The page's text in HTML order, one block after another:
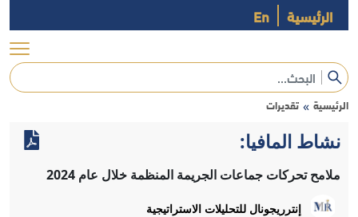
الرئيسية En
الرئيسية » تقديرات
نشاط المافيا:
ملامح تحركات جماعات الجريمة المنظمة خلال عام 2024
إنترريجونال للتحليلات الاستراتيجية